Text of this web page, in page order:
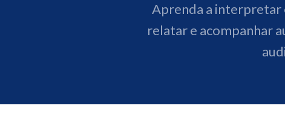
Aprenda a interpretar
relatar e acompanhar